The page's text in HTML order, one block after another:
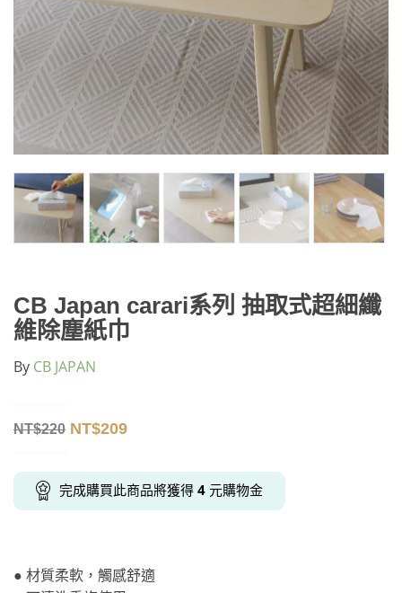
CB Japan carari系列 抽取式超細纖
維除塵紙巾
By CB JAPAN
NT$220 NT$209
完成購買此商品將獲得 4 元購物金
● 材質柔軟，觸感舒適